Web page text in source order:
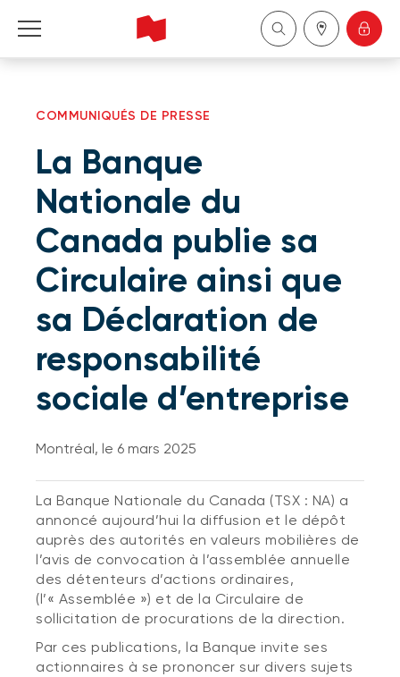
Gestion de patrimoine
À propos de nous
Devenir client
English
COMMUNIQUÉS DE PRESSE
La Banque
Nationale du
Canada publie sa
Circulaire ainsi que
sa Déclaration de
responsabilité
sociale d’entreprise
Montréal, le 6 mars 2025
La Banque Nationale du Canada (TSX : NA) a
annoncé aujourd’hui la diffusion et le dépôt
auprès des autorités en valeurs mobilières de
l’avis de convocation à l’assemblée annuelle
des détenteurs d’actions ordinaires,
(l’« Assemblée ») et de la Circulaire de
sollicitation de procurations de la direction.
Par ces publications, la Banque invite ses
actionnaires à se prononcer sur divers sujets